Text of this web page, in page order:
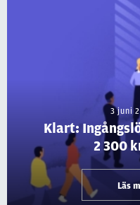
3 juni
Klart:
2 300
Läs